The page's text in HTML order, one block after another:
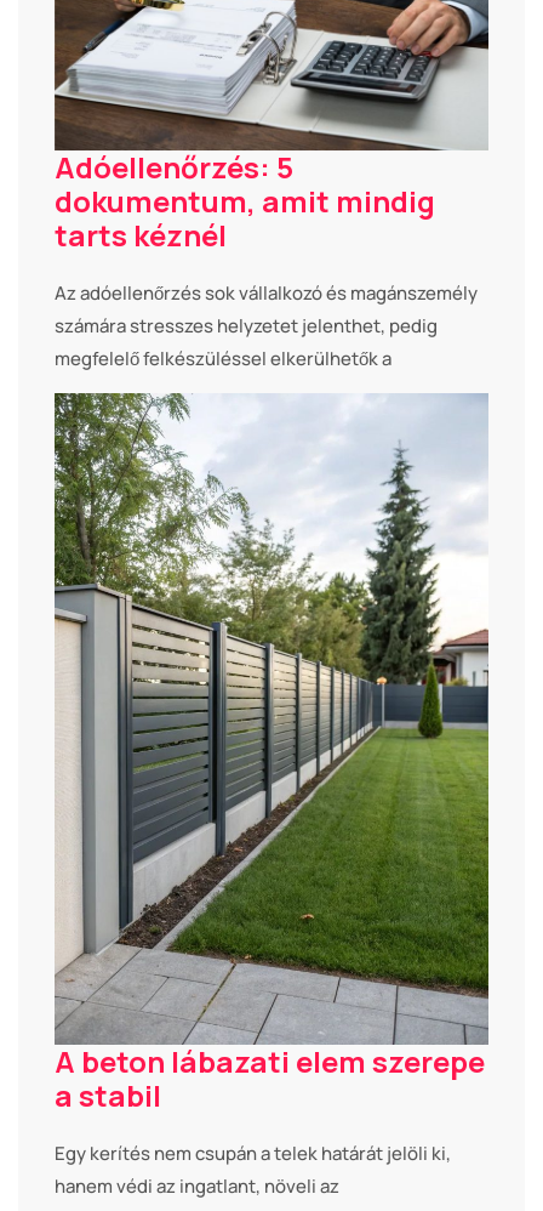
Adóellenőrzés: 5
dokumentum, amit mindig
tarts kéznél
Az adóellenőrzés sok vállalkozó és magánszemély
számára stresszes helyzetet jelenthet, pedig
megfelelő felkészüléssel elkerülhetők a
A beton lábazati elem szerepe
a stabil
Egy kerítés nem csupán a telek határát jelöli ki,
hanem védi az ingatlant, növeli az